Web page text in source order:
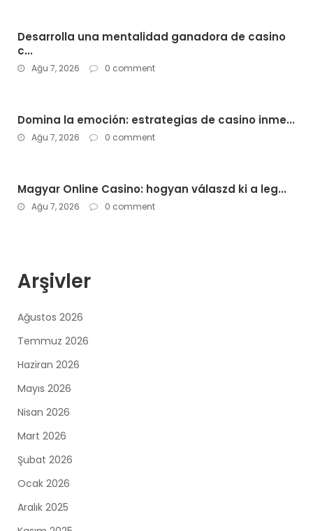
Desarrolla una mentalidad ganadora de casino
c...
Ağu 7, 2026 0 comment
Domina la emoción: estrategias de casino inme...
Ağu 7, 2026 0 comment
Magyar Online Casino: hogyan válaszd ki a leg...
Ağu 7, 2026 0 comment
Arşivler
Ağustos 2026
Temmuz 2026
Haziran 2026
Mayıs 2026
Nisan 2026
Mart 2026
Şubat 2026
Ocak 2026
Aralık 2025